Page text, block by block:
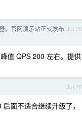
Jul 20
，官网演示站正式发布
值 QPS 200 左右。提供
Jul 20
面不适合继续升级了，